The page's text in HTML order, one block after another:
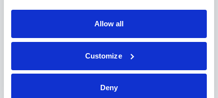
Allow all
Customize
Deny
alcanzar en todas las etapas de la vida